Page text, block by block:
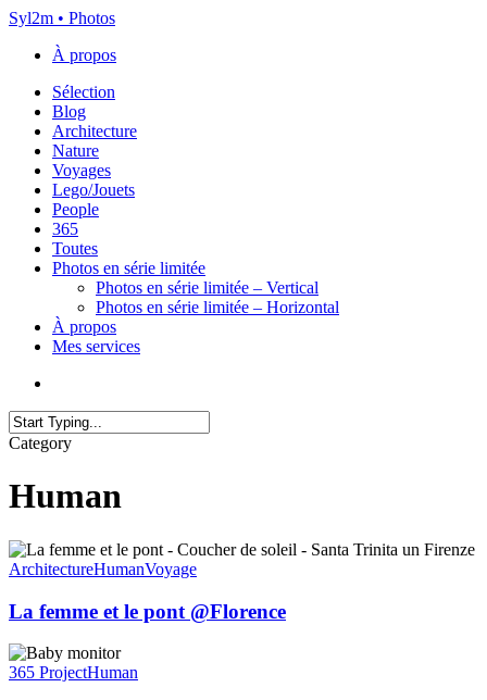
Skip
main
Syl2m • Photos
À propos
Menu
Sélection
Blog
Architecture
Nature
Voyages
Lego/Jouets
People
365
Toutes
Photos en série limitée
Photos en série limitée – Vertical
Photos en série limitée – Horizontal
À propos
Mes services
Close
Category
Human
La
femme
le
pont
@Florence
ArchitectureHumanVoyage
La femme et le pont @Florence
Projet
365
365 ProjectHuman